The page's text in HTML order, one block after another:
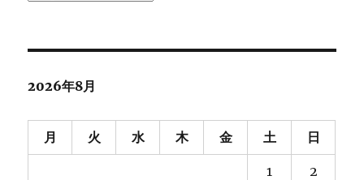
ブ
2026年8月
月 火 水 木 金 土 日
1 2